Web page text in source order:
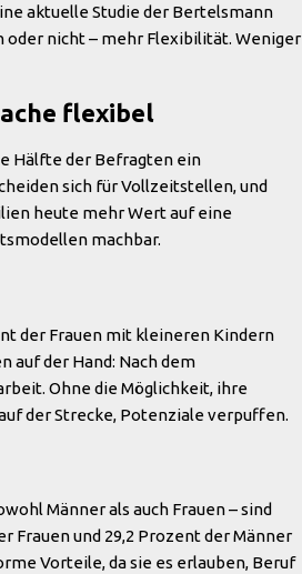
aktuelle Studie der Bertelsmann
oder nicht – mehr Flexibilität. Weniger
flexibel
Hälfte der Befragten ein
sich für Vollzeitstellen, und
heute mehr Wert auf eine
machbar.
der Frauen mit kleineren Kindern
auf der Hand: Nach dem
Ohne die Möglichkeit, ihre
der Strecke, Potenziale verpuffen.
Männer als auch Frauen – sind
und 29,2 Prozent der Männer
Vorteile, da sie es erlauben, Beruf